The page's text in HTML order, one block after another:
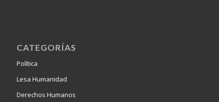
CATEGORÍAS
Política
Lesa Humanidad
Derechos Humanos